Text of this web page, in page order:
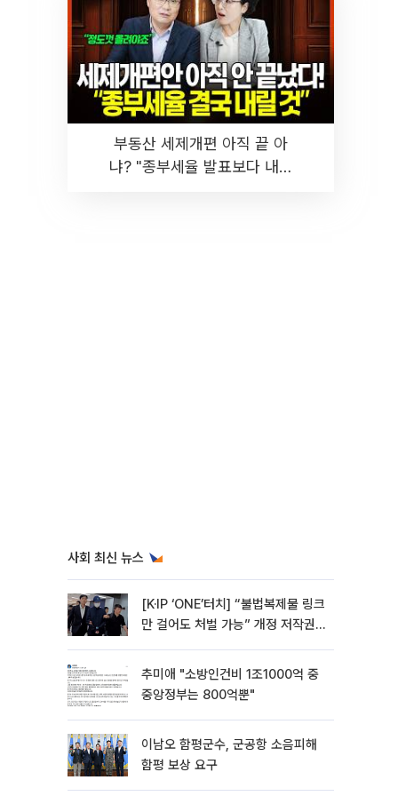
부동산 세제개편 아직 끝 아
냐? "종부세율 발표보다 내릴
사회 최신 뉴스
[K·IP ‘ONE’터치] “불법복제물 링크
만 걸어도 처벌 가능” 개정 저작권
추미애 "소방인건비 1조1000억 중
중앙정부는 800억뿐"
이남오 함평군수, 군공항 소음피해
함평 보상 요구